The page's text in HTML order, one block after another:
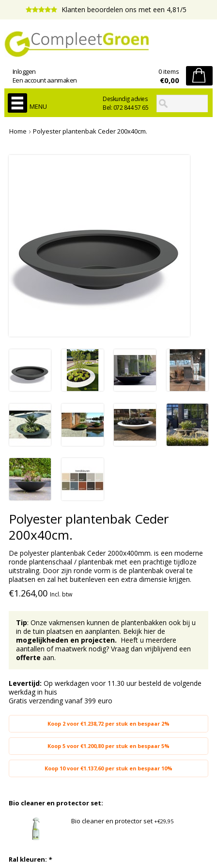
Klanten beoordelen ons met een 4,81/5
Deskundig advies
Bel: 072 844 57 65
Inloggen
Een account aanmaken
0 items
€0,00
MENU
Home Polyester plantenbak Ceder 200x40cm.
Polyester plantenbak Ceder
200x40cm.
De polyester plantenbak Ceder 2000x400mm. is een moderne
ronde plantenschaal / plantenbak met een prachtige tijdloze
uitstraling. Door zijn ronde vorm is de plantenbak overal te
plaatsen en zal het buitenleven een extra dimensie krijgen.
€1.264,00 Incl. btw
Tip: Onze vakmensen kunnen de plantenbakken ook bij u
in de tuin plaatsen en aanplanten. Bekijk hier de
mogelijkheden en projecten. Heeft u meerdere
aantallen of maatwerk nodig? Vraag dan vrijblijvend een
offerte aan.
Levertijd: Op werkdagen voor 11.30 uur besteld de volgende
werkdag in huis
Gratis verzending vanaf 399 euro
Koop 2 voor €1.238,72 per stuk en bespaar 2%
Koop 5 voor €1.200,80 per stuk en bespaar 5%
Koop 10 voor €1.137,60 per stuk en bespaar 10%
Bio cleaner en protector set:
Bio cleaner en protector set +€29,95
Ral kleuren: *